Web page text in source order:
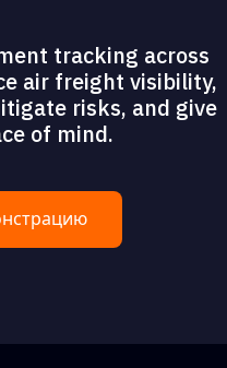
tracking across
air freight visibility,
risks, and give
of mind.